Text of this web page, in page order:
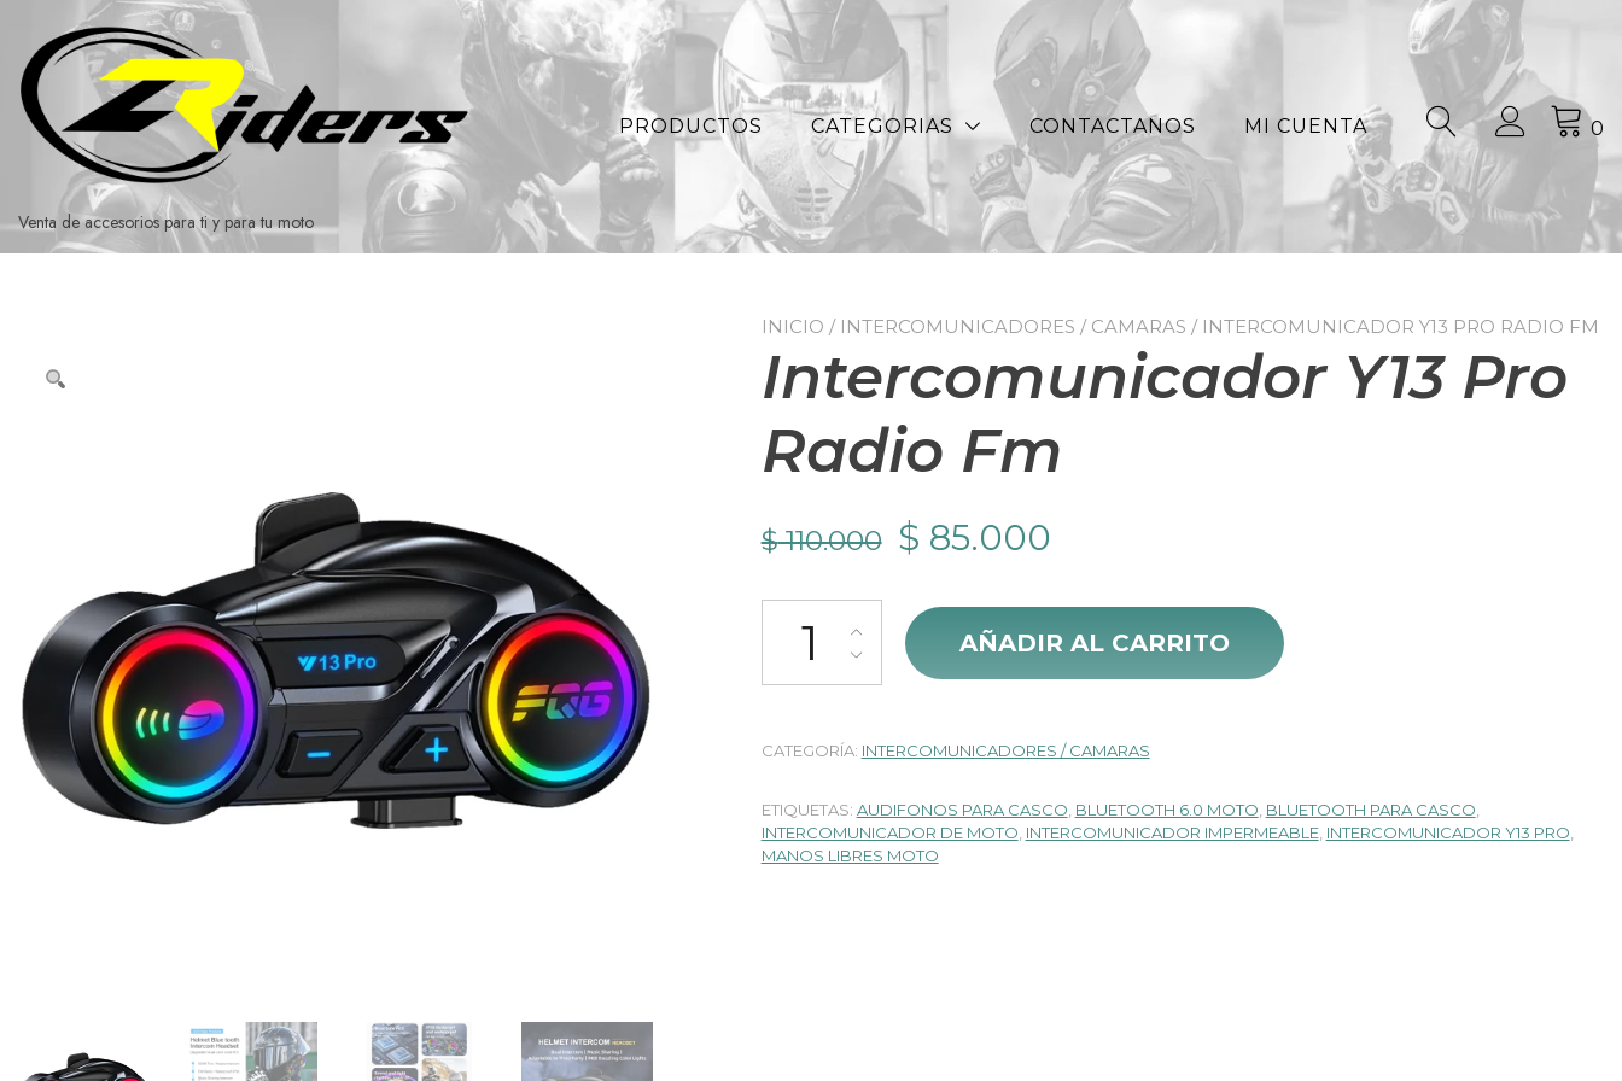
contenido
Venta de accesorios para ti y para tu moto
PRODUCTOS CATEGORIAS CONTACTANOS MI CUENTA 0
INICIO / INTERCOMUNICADORES / CAMARAS / INTERCOMUNICADOR Y13 PRO RADIO FM
Intercomunicador Y13 Pro
Radio Fm
$110.000 El
original
era:
$ 110.000.
$ 85.000
actual
es:
$ 85.000.
Intercomunicador Y13 Pro Radio Fm cantidad
AÑADIR AL CARRITO
CATEGORÍA: INTERCOMUNICADORES / CAMARAS
ETIQUETAS: AUDIFONOS PARA CASCO BLUETOOTH 6.0 MOTO BLUETOOTH PARA CASCO
INTERCOMUNICADOR DE MOTO INTERCOMUNICADOR IMPERMEABLE, INTERCOMUNICADOR Y13 PRO
MANOS LIBRES MOTO